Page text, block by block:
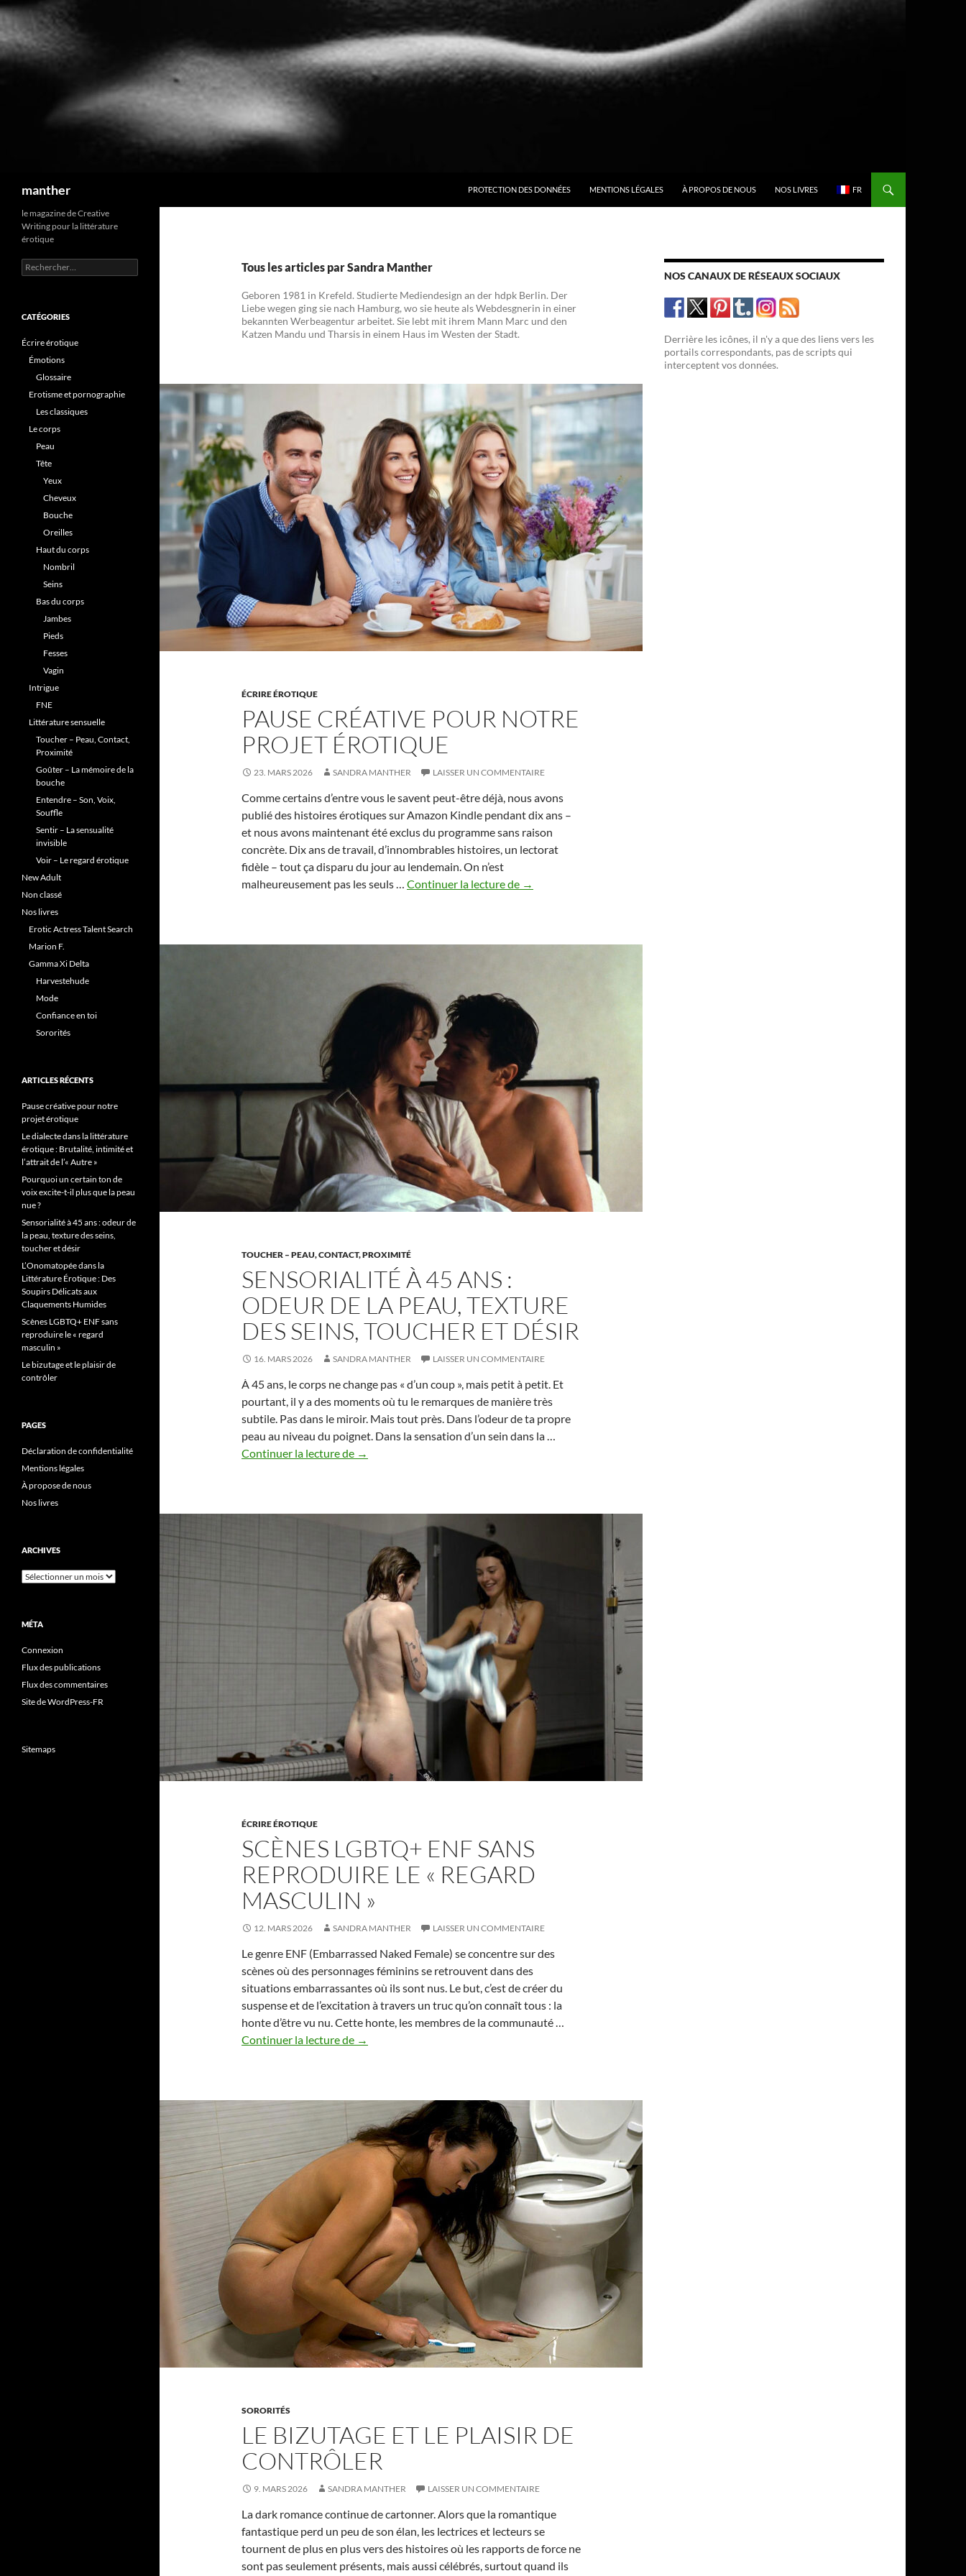
manther
PROTECTION DES DONNÉES
MENTIONS LÉGALES À PROPOS DE NOUS NOS LIVRES FR
Tous les articles par Sandra Manther
Geboren 1981 in Krefeld. Studierte Mediendesign an der hdpk Berlin. Der
Liebe wegen ging sie nach Hamburg, wo sie heute als Webdesgnerin in einer
bekannten Werbeagentur arbeitet. Sie lebt mit ihrem Mann Marc und den
Katzen Mandu und Tharsis in einem Haus im Westen der Stadt.
ÉCRIRE ÉROTIQUE
PAUSE CRÉATIVE POUR NOTRE
PROJET ÉROTIQUE
23. MARS 2026 SANDRA MANTHER LAISSER UN COMMENTAIRE
Comme certains d’entre vous le savent peut-être déjà, nous avons
publié des histoires érotiques sur Amazon Kindle pendant dix ans –
et nous avons maintenant été exclus du programme sans raison
concrète. Dix ans de travail, d’innombrables histoires, un lectorat
fidèle – tout ça disparu du jour au lendemain. On n’est
malheureusement pas les seuls … Continuer la lecture de Pause
→
TOUCHER – PEAU, CONTACT, PROXIMITÉ
SENSORIALITÉ À 45 ANS :
ODEUR DE LA PEAU, TEXTURE
DES SEINS, TOUCHER ET DÉSIR
16. MARS 2026 SANDRA MANTHER LAISSER UN COMMENTAIRE
À 45 ans, le corps ne change pas « d’un coup », mais petit à petit. Et
pourtant, il y a des moments où tu le remarques de manière très
subtile. Pas dans le miroir. Mais tout près. Dans l’odeur de ta propre
peau au niveau du poignet. Dans la sensation d’un sein dans la …
Continuer la lecture de Sensorialité
peau,
texture
des
seins,
toucher
et
désir
→
ÉCRIRE ÉROTIQUE
SCÈNES LGBTQ+ ENF SANS
REPRODUIRE LE « REGARD
MASCULIN »
12. MARS 2026 SANDRA MANTHER LAISSER UN COMMENTAIRE
Le genre ENF (Embarrassed Naked Female) se concentre sur des
scènes où des personnages féminins se retrouvent dans des
situations embarrassantes où ils sont nus. Le but, c’est de créer du
suspense et de l’excitation à travers un truc qu’on connaît tous : la
honte d’être vu nu. Cette honte, les membres de la communauté …
Continuer la lecture de Scènes
reproduire
le
«
masculin
→
SORORITÉS
LE BIZUTAGE ET LE PLAISIR DE
CONTRÔLER
9. MARS 2026 SANDRA MANTHER LAISSER UN COMMENTAIRE
La dark romance continue de cartonner. Alors que la romantique
fantastique perd un peu de son élan, les lectrices et lecteurs se
tournent de plus en plus vers des histoires où les rapports de force ne
sont pas seulement présents, mais aussi célébrés, surtout quand ils
NOS CANAUX DE RÉSEAUX SOCIAUX
Derrière les icônes, il n'y a que des liens vers les
portails correspondants, pas de scripts qui
interceptent vos données.
le magazine de Creative
Writing pour la littérature
érotique
Rechercher :
CATÉGORIES
Écrire érotique
Émotions
Glossaire
Erotisme et pornographie
Les classiques
Le corps
Peau
Tête
Yeux
Cheveux
Bouche
Oreilles
Haut du corps
Nombril
Seins
Bas du corps
Jambes
Pieds
Fesses
Vagin
Intrigue
FNE
Littérature sensuelle
Toucher – Peau, Contact,
Proximité
Goûter – La mémoire de la
bouche
Entendre – Son, Voix,
Souffle
Sentir – La sensualité
invisible
Voir – Le regard érotique
New Adult
Non classé
Nos livres
Erotic Actress Talent Search
Marion F.
Gamma Xi Delta
Harvestehude
Mode
Confiance en toi
Sororités
ARTICLES RÉCENTS
Pause créative pour notre
projet érotique
Le dialecte dans la littérature
érotique : Brutalité, intimité et
l’attrait de l’« Autre »
Pourquoi un certain ton de
voix excite-t-il plus que la peau
nue ?
Sensorialité à 45 ans : odeur de
la peau, texture des seins,
toucher et désir
L’Onomatopée dans la
Littérature Érotique : Des
Soupirs Délicats aux
Claquements Humides
Scènes LGBTQ+ ENF sans
reproduire le « regard
masculin »
Le bizutage et le plaisir de
contrôler
PAGES
Déclaration de confidentialité
Mentions légales
À propose de nous
Nos livres
ARCHIVES
Archives
MÉTA
Connexion
Flux des publications
Flux des commentaires
Site de WordPress-FR
Sitemaps